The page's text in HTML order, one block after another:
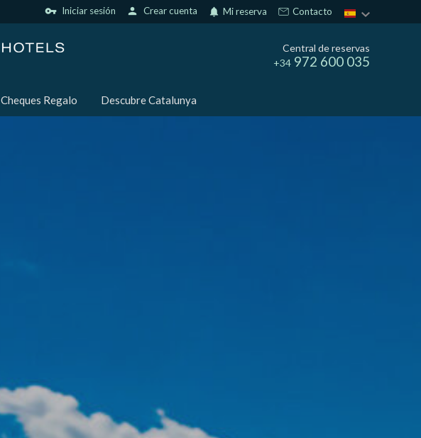
vpn_key Iniciar sesión person Crear cuenta notifications Mi reserva Contacto
Central de reservas
+34 972 600 035
Cheques Regalo Descubre Catalunya